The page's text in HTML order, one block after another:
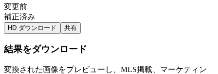
変更前
補正済み
HD ダウンロード 共有
結果をダウンロード
変換された画像をプレビューし、MLS掲載、マーケティン